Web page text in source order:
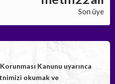
Son üye
Kanunu uyarınca
okumak ve